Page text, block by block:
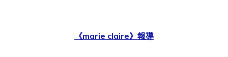
《marie claire》報導